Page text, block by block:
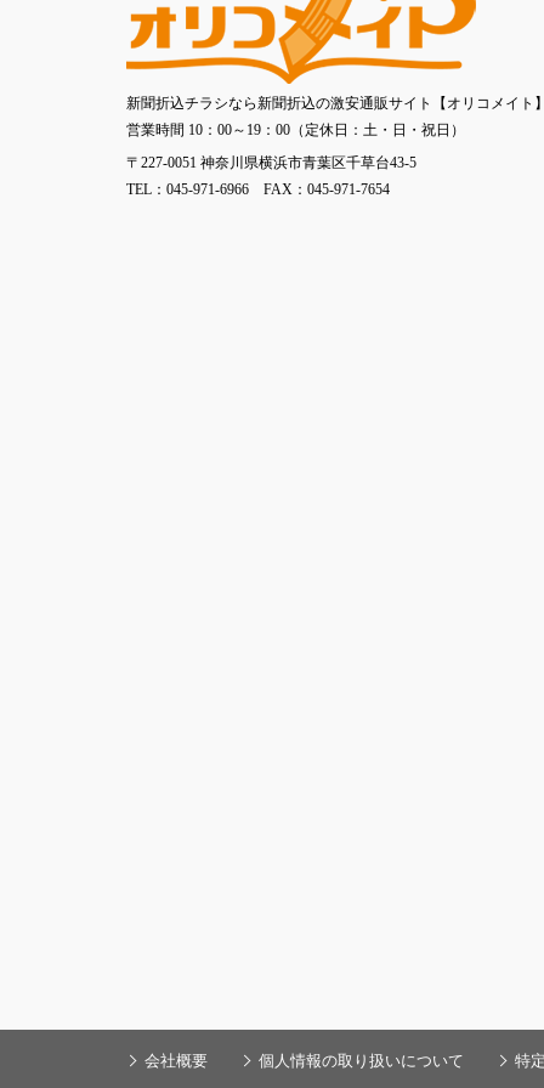
新聞折込チラシなら新聞折込の激安通販サイト【オリコメイト
営業時間 10：00～19：00（定休日：土・日・祝日）
〒227-0051 神奈川県横浜市青葉区千草台43-5
TEL：045-971-6966 FAX：045-971-7654
会社概要 個人情報の取り扱いについて 特